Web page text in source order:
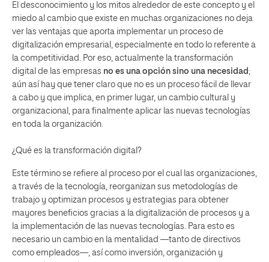
El desconocimiento y los mitos alrededor de este concepto y el
miedo al cambio que existe en muchas organizaciones no deja
ver las ventajas que aporta implementar un proceso de
digitalización empresarial, especialmente en todo lo referente a
la competitividad. Por eso, actualmente la transformación
digital de las empresas no es una opción sino una necesidad ;
aún así hay que tener claro que no es un proceso fácil de llevar
a cabo y que implica, en primer lugar, un cambio cultural y
organizacional, para finalmente aplicar las nuevas tecnologías
en toda la organización.
¿Qué es la transformación digital?
Este término se refiere al proceso por el cual las organizaciones,
a través de la tecnología, reorganizan sus metodologías de
trabajo y optimizan procesos y estrategias para obtener
mayores beneficios gracias a la digitalización de procesos y a
la implementación de las nuevas tecnologías. Para esto es
necesario un cambio en la mentalidad —tanto de directivos
como empleados—, así como inversión, organización y